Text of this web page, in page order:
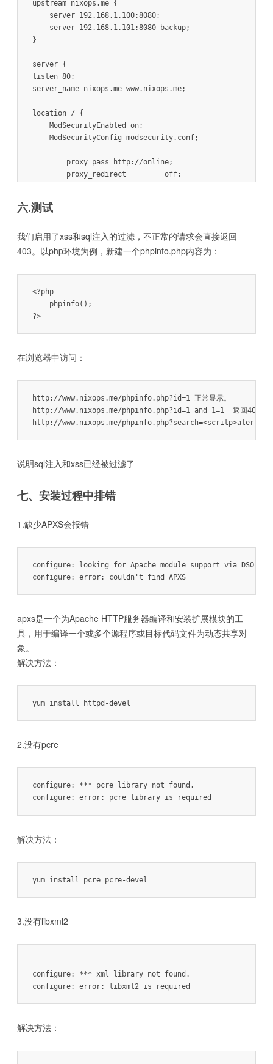
upstream nixops.me {
    server 192.168.1.100:8080;
    server 192.168.1.101:8080 backup;
}
server {
listen 80;
server_name nixops.me www.nixops.me;
location / {
    ModSecurityEnabled on;
    ModSecurityConfig modsecurity.conf;
        proxy_pass http://online;
        proxy_redirect         off;
proxy_set_header  X-Forwarded-For
}
六.测试
我们启用了xss和sql注入的过滤，不正常的请求会直接返回
403。以php环境为例，新建一个phpinfo.php内容为：
<?php
    phpinfo();
在浏览器中访问：
http://www.nixops.me/phpinfo.php?id=1 正常显示。
http://www.nixops.me/phpinfo.php?id=1 and 1=1  返回403。
http://www.nixops.me/
说明sql注入和xss已经被过滤了
七、安装过程中排错
1.缺少APXS会报错
configure: looking for Apache module support via DSO
apxs是一个为Apache HTTP服务器编译和安装扩展模块的工
具，用于编译一个或多个源程序或目标代码文件为动态共享对
象。
解决方法：
yum install httpd-devel
2.没有pcre
configure: *** pcre library not found.
解决方法：
3.没有libxml2
configure: *** xml library not found.
解决方法：